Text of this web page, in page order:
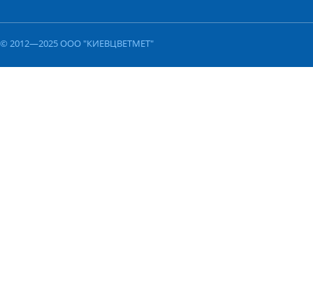
© 2012—2025 ООО "КИЕВЦВЕТМЕТ"